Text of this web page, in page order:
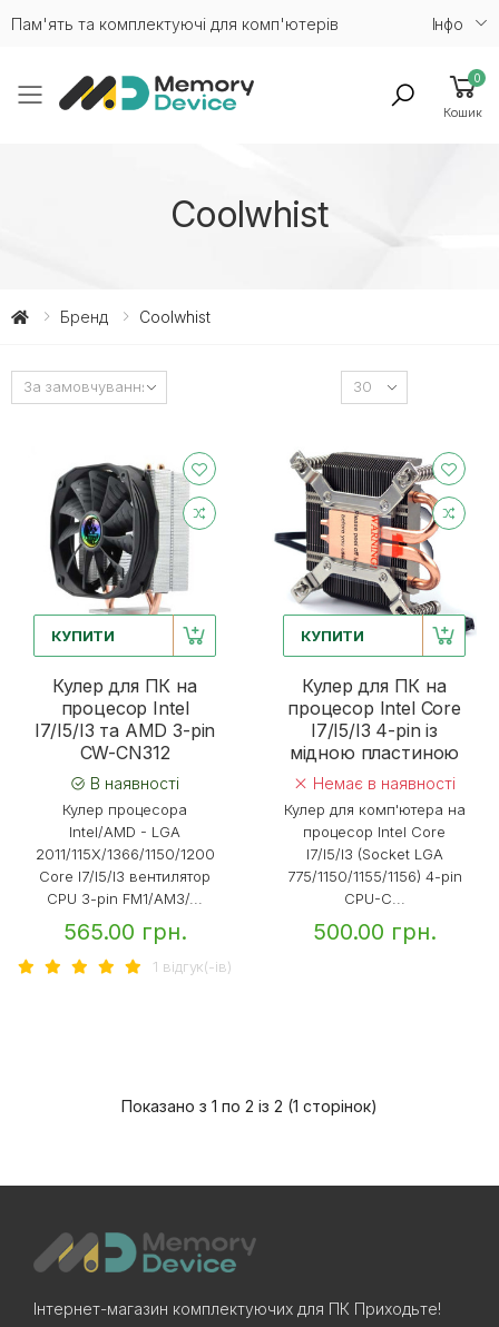
Пам'ять та комплектуючі для комп'ютерів Iнфо
Toggle mobile menu
0
Кошик
Coolwhist
Бренд Coolwhist
КУПИТИ
Кулер для ПК на
процесор Intel
I7/I5/I3 та AMD 3-pin
CW-CN312
В наявності
Кулер процесора
Intel/AMD - LGA
2011/115X/1366/1150/1200
Core I7/I5/I3 вентилятор
CPU 3-pin FM1/AM3/...
565.00 грн.
1 вiдгук(-iв)
КУПИТИ
Кулер для ПК на
процесор Intel Core
I7/I5/I3 4-pin із
мідною пластиною
Немає в наявності
Кулер для комп'ютера на
процесор Intel Core
I7/I5/I3 (Socket LGA
775/1150/1155/1156) 4-pin
CPU-C...
500.00 грн.
Показано з 1 по 2 із 2 (1 сторінок)
Інтернет-магазин комплектуючих для ПК Приходьте!